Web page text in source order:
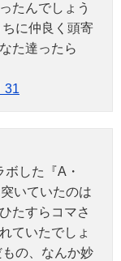
たんでしょう
に仲良く頭寄
た達ったら
31
ボした『A・
いていたのは
たすらコマさ
ていたでしょ
の、なんか妙